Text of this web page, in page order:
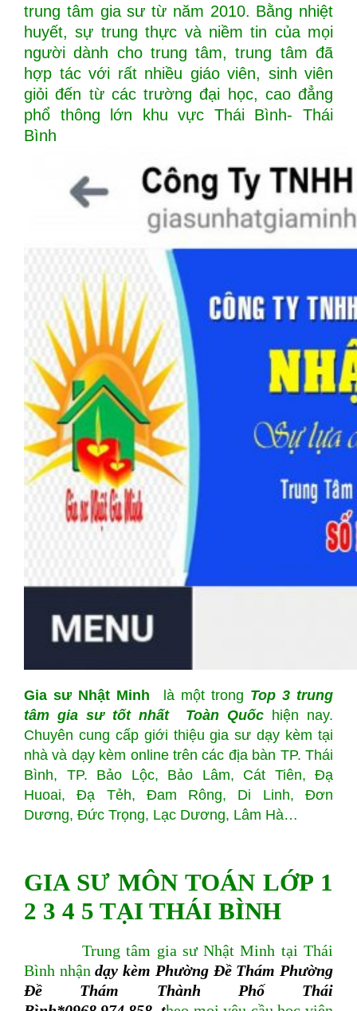
trung tâm gia sư từ năm 2010. Bằng nhiệt
huyết, sự trung thực và niềm tin của mọi
người dành cho trung tâm, trung tâm đã
hợp tác với rất nhiều giáo viên, sinh viên
giỏi đến từ các trường đại học, cao đẳng
phổ thông lớn khu vực Thái Bình- Thái
Bình
Gia sư Nhật Minh là một trong Top 3 trung
tâm gia sư tốt nhất Toàn Quốc
hiện nay.
Chuyên cung cấp giới thiệu gia sư dạy kèm tại
nhà và dạy kèm online trên các địa bàn TP. Thái
Bình, TP. Bảo Lộc, Bảo Lâm, Cát Tiên, Đạ
Huoai, Đạ Tẻh, Đam Rông, Di Linh, Đơn
Dương, Đức Trọng, Lạc Dương, Lâm Hà…
GIA SƯ MÔN TOÁN LỚP 1
2 3 4 5 TẠI THÁI BÌNH
Trung tâm gia sư Nhật Minh tại Thái
Bình nhậndạy kèm Phường Đề Thám Phường
Đề Thám Thành Phố Thái